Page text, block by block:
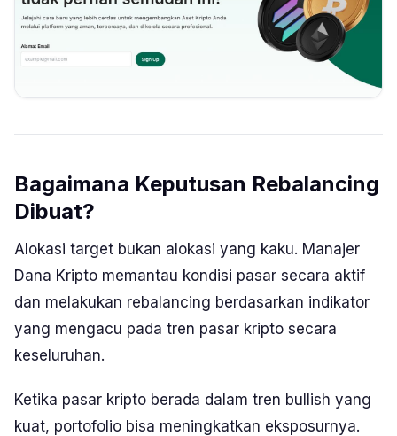
Bagaimana Keputusan Rebalancing
Dibuat?
Alokasi target bukan alokasi yang kaku. Manajer
Dana Kripto memantau kondisi pasar secara aktif
dan melakukan rebalancing berdasarkan indikator
yang mengacu pada tren pasar kripto secara
keseluruhan.
Ketika pasar kripto berada dalam tren bullish yang
kuat, portofolio bisa meningkatkan eksposurnya.